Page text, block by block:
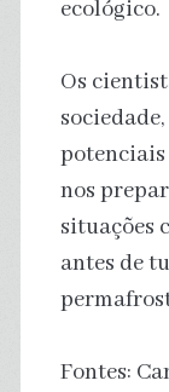
ecológico.
Os
potenciais
nos
situações
antes de
Fontes: